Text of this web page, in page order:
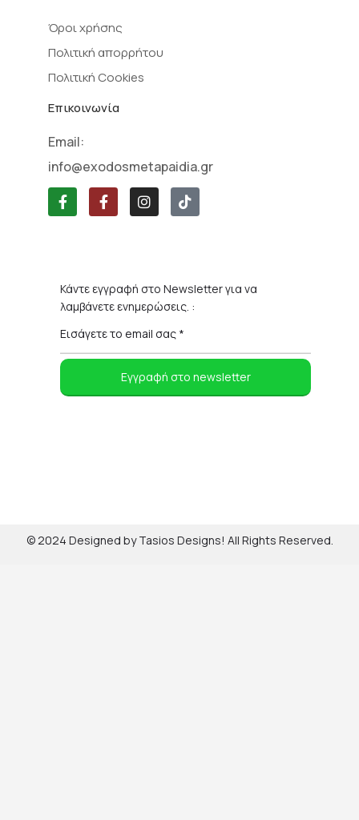
Όροι χρήσης
Πολιτική απορρήτου
Πολιτική Cookies
Επικοινωνία
Email:
info@exodosmetapaidia.gr
Κάντε εγγραφή στο Newsletter για να
λαμβάνετε ενημερώσεις. :
© 2024 Designed by Tasios Designs! All Rights Reserved.